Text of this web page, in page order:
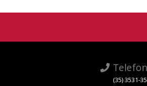
(35) 3531-